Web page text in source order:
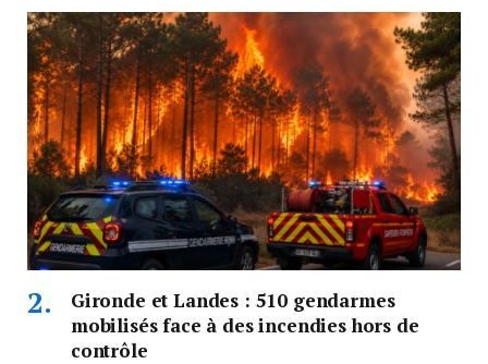
Gironde et Landes : 510 gendarmes
mobilisés face à des incendies hors de
contrôle